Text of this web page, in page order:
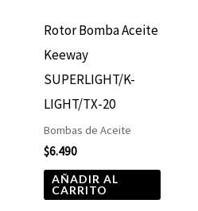
Rotor Bomba Aceite
Keeway
SUPERLIGHT/K-
LIGHT/TX-20
Bombas de Aceite
$6.490
AÑADIR AL
CARRITO